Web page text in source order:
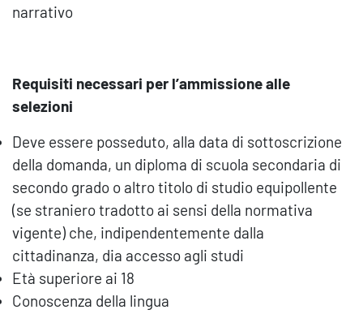
narrativo
Requisiti necessari per l’ammissione alle
selezioni
Deve essere posseduto, alla data di sottoscrizione
della domanda, un diploma di scuola secondaria di
secondo grado o altro titolo di studio equipollente
(se straniero tradotto ai sensi della normativa
vigente) che, indipendentemente dalla
cittadinanza, dia accesso agli studi
Età superiore ai 18
Conoscenza della lingua